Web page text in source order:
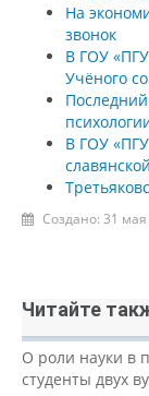
На
звонок
В ГОУ
Учёного
В ГОУ
Создано: 31 мая
Читайте
О роли науки в
студенты двух